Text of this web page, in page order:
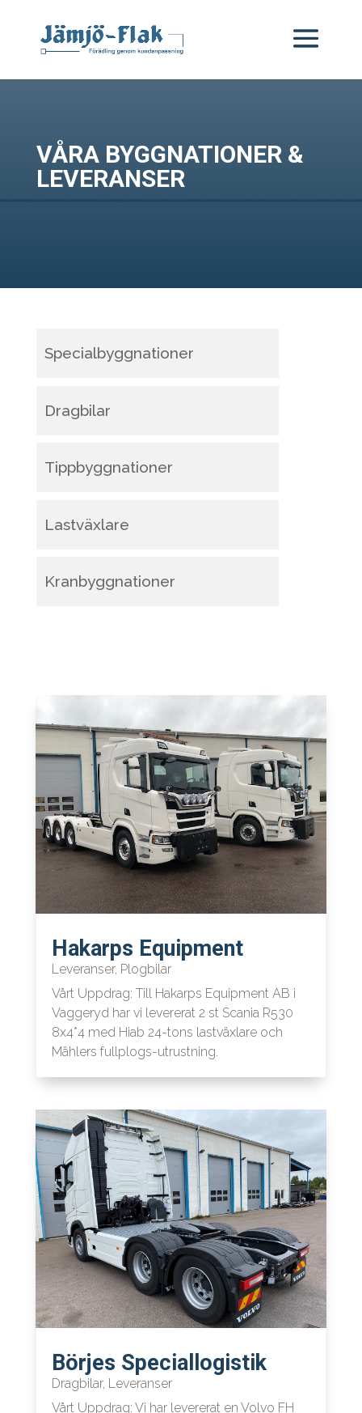
VÅRA BYGGNATIONER &
LEVERANSER
Specialbyggnationer
Dragbilar
Tippbyggnationer
Lastväxlare
Kranbyggnationer
Hakarps Equipment
Leveranser, Plogbilar
Vårt Uppdrag: Till Hakarps Equipment AB i
Vaggeryd har vi levererat 2 st Scania R530
8x4*4 med Hiab 24-tons lastväxlare och
Mählers fullplogs-utrustning.
Börjes Speciallogistik
Dragbilar, Leveranser
Vårt Uppdrag: Vi har levererat en Volvo FH